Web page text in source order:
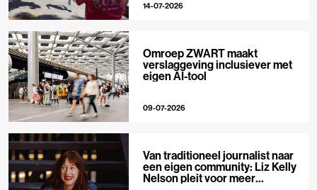
14-07-2026
Omroep ZWART maakt
verslaggeving inclusiever met
eigen AI-tool
09-07-2026
Van traditioneel journalist naar
een eigen community: Liz Kelly
Nelson pleit voor meer